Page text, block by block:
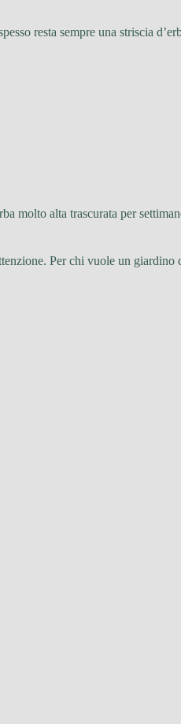
resta sempre una striscia
molto alta trascurata per
Per chi vuole un giardino